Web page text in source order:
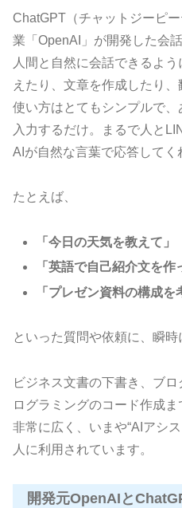
ChatGPT（チャットジーピ
業「OpenAI」が開発した会話
人間と自然に会話できるよ
えたり、文章を作成したり、
使い方はとてもシンプルで
入力するだけ。まるで人と
AIが自然な言葉で応答してく
たとえば、
「今日の天気を教えて」
「英語で自己紹介文を作
「プレゼン資料の構成を
といった質問や依頼に、瞬時
ビジネス文書の下書き、ブ
ログラミングのコード作成
非常に広く、いまや“AIアシ
人に利用されています。
開発元OpenAIと